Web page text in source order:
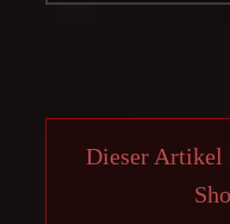
Dieser Artikel